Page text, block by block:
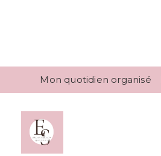
Mon quotidien organisé